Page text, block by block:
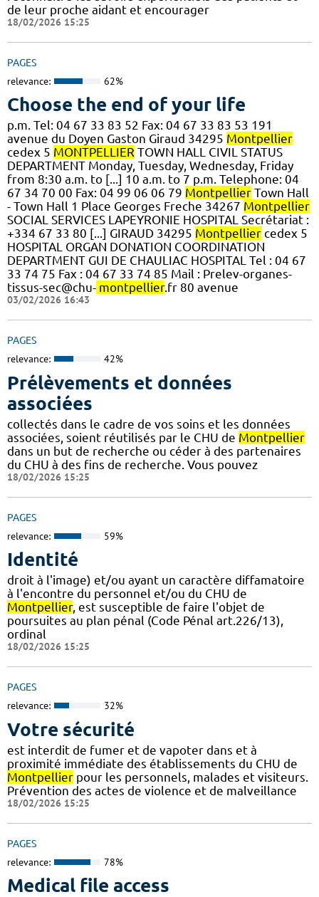
de leur proche aidant et encourager
18/02/2026 15:25
PAGES
relevance: 62%
Choose the end of your life
p.m. Tel: 04 67 33 83 52 Fax: 04 67 33 83 53 191
avenue du Doyen Gaston Giraud 34295 Montpellier
cedex 5 MONTPELLIER TOWN HALL CIVIL STATUS
DEPARTMENT Monday, Tuesday, Wednesday, Friday
from 8:30 a.m. to [...] 10 a.m. to 7 p.m. Telephone: 04
67 34 70 00 Fax: 04 99 06 06 79 Montpellier Town Hall
- Town Hall 1 Place Georges Freche 34267 Montpellier
SOCIAL SERVICES LAPEYRONIE HOSPITAL Secrétariat :
+334 67 33 80 [...] GIRAUD 34295 Montpellier cedex 5
HOSPITAL ORGAN DONATION COORDINATION
DEPARTMENT GUI DE CHAULIAC HOSPITAL Tel : 04 67
33 74 75 Fax : 04 67 33 74 85 Mail : Prelev-organes-
tissus-sec@chu- montpellier.fr 80 avenue
03/02/2026 16:43
PAGES
relevance: 42%
Prélèvements et données
associées
collectés dans le cadre de vos soins et les données
associées, soient réutilisés par le CHU de Montpellier
dans un but de recherche ou céder à des partenaires
du CHU à des fins de recherche. Vous pouvez
18/02/2026 15:25
PAGES
relevance: 59%
Identité
droit à l'image) et/ou ayant un caractère diffamatoire
à l'encontre du personnel et/ou du CHU de
Montpellier, est susceptible de faire l'objet de
poursuites au plan pénal (Code Pénal art.226/13),
ordinal
18/02/2026 15:25
PAGES
relevance: 32%
Votre sécurité
est interdit de fumer et de vapoter dans et à
proximité immédiate des établissements du CHU de
Montpellier pour les personnels, malades et visiteurs.
Prévention des actes de violence et de malveillance
18/02/2026 15:25
PAGES
relevance: 78%
Medical file access